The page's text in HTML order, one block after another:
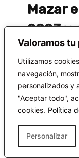
Valoramos
Utilizamos
navegación,
personalizados y
"Aceptar todo",
cookies. Política
Personalizar
Mazar
2023 y
98%
¿Por qué?
Según el informe
(CELEC), la
noviembre de 2023
25,08% de la